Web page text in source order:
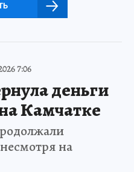
7:06
деньги
Камчатке
на